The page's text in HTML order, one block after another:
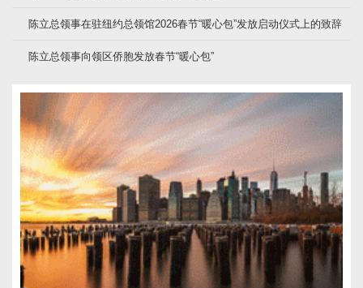
陈立总领事在驻纽约总领馆2026春节“暖心包”发放启动仪式上的致辞
陈立总领事向领区侨胞发放春节“暖心包”